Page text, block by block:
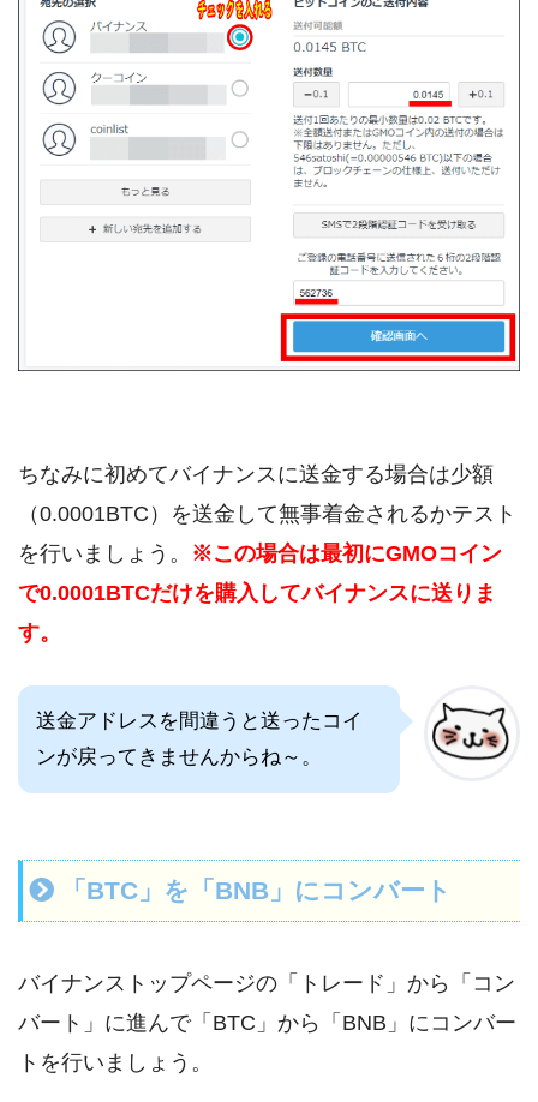
ちなみに初めてバイナンスに送金する場合は少額
（0.0001BTC）を送金して無事着金されるかテスト
を行いましょう。 ※この場合は最初にGMOコイン
で0.0001BTCだけを購入してバイナンスに送りま
す。
送金アドレスを間違うと送ったコイ
ンが戻ってきませんからね～。
「BTC」を「BNB」にコンバート
バイナンストップページの「トレード」から「コン
バート」に進んで「BTC」から「BNB」にコンバー
トを行いましょう。